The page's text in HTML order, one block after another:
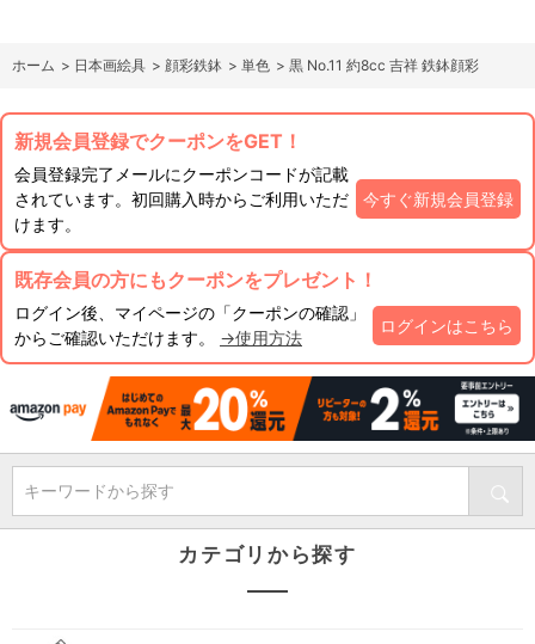
ホーム > 日本画絵具 > 顔彩鉄鉢 > 単色 > 黒 No.11 約8cc 吉祥 鉄鉢顔彩
新規会員登録でクーポンをGET！
会員登録完了メールにクーポンコードが記載
されています。初回購入時からご利用いただ
けます。
今すぐ新規会員登録
既存会員の方にもクーポンをプレゼント！
ログイン後、マイページの「クーポンの確認」
からご確認いただけます。 →使用方法
ログインはこちら
キーワードから探す
カテゴリから探す